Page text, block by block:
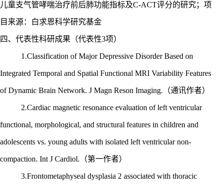
儿童支气管哮喘治疗前后肺功能指标及C-ACT评分的研究；项
目来源：白求恩科学研究基金
四、 代表性科研成果（代表性3项）
1.Classification of Major Depressive Disorder Based on
Integrated Temporal and Spatial Functional MRI Variability Features
of Dynamic Brain Network. J Magn Reson Imaging.（通讯作者）
2.Cardiac magnetic resonance evaluation of left ventricular
functional, morphological, and structural features in children and
adolescents vs. young adults with isolated left ventricular non-
compaction. Int J Cardiol.（第一作者）
3.Frontometaphyseal dysplasia 2 associated with thoracic